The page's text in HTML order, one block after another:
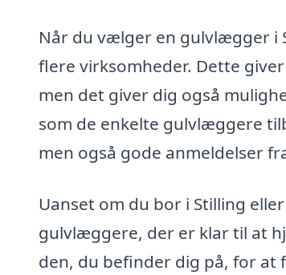
Når du vælger en gulvlægger i
flere virksomheder. Dette
men det giver dig også
som de enkelte gulvlæggere
men også gode anmeldelser
Uanset om du bor i Stilling
gulvlæggere, der er klar til at
den, du befinder dig på, for